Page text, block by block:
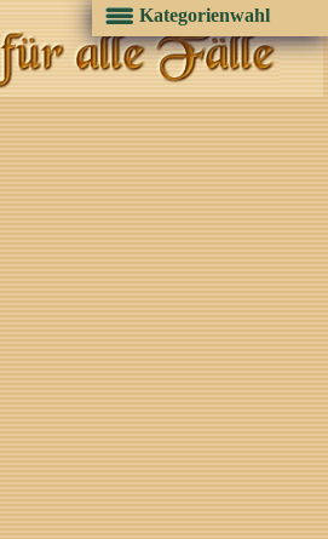
Kategorienwahl